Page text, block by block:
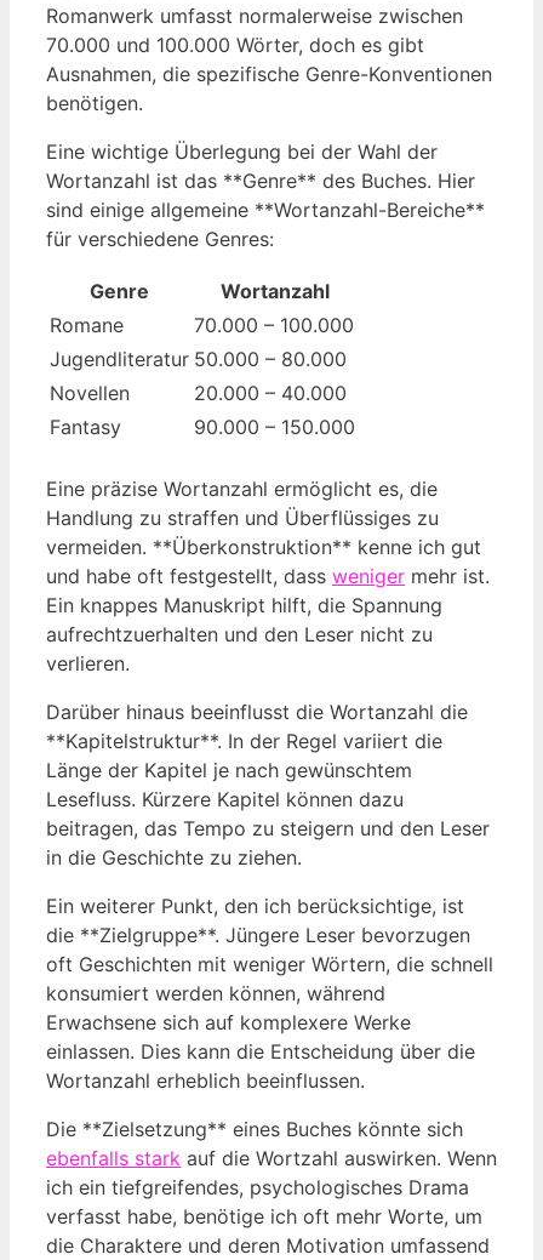
Romanwerk umfasst normalerweise zwischen
70.000 und 100.000 Wörter, doch es gibt
Ausnahmen, die spezifische Genre-Konventionen
benötigen.
Eine wichtige Überlegung bei der Wahl der
Wortanzahl ist das **Genre** des Buches. Hier
sind einige allgemeine **Wortanzahl-Bereiche**
für verschiedene Genres:
Genre
Wortanzahl
Romane
70.000 – 100.000
Jugendliteratur 50.000 – 80.000
Novellen
20.000 – 40.000
Fantasy
90.000 – 150.000
Eine präzise Wortanzahl ermöglicht es, die
Handlung zu straffen und Überflüssiges zu
vermeiden. **Überkonstruktion** kenne ich gut
und habe oft festgestellt, dass weniger mehr ist.
Ein knappes Manuskript hilft, die Spannung
aufrechtzuerhalten und den Leser nicht zu
verlieren.
Darüber hinaus beeinflusst die Wortanzahl die
**Kapitelstruktur**. In der Regel variiert die
Länge der Kapitel je nach gewünschtem
Lesefluss. Kürzere Kapitel können dazu
beitragen, das Tempo zu steigern und den Leser
in die Geschichte zu ziehen.
Ein weiterer Punkt, den ich berücksichtige, ist
die **Zielgruppe**. Jüngere Leser bevorzugen
oft Geschichten mit weniger Wörtern, die schnell
konsumiert werden können, während
Erwachsene sich auf komplexere Werke
einlassen. Dies kann die Entscheidung über die
Wortanzahl erheblich beeinflussen.
Die **Zielsetzung** eines Buches könnte sich
ebenfalls stark auf die Wortzahl auswirken. Wenn
ich ein tiefgreifendes, psychologisches Drama
verfasst habe, benötige ich oft mehr Worte, um
die Charaktere und deren Motivation umfassend